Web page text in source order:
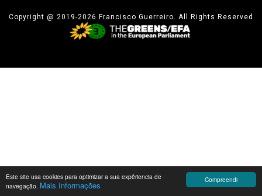
Compreendi
Este site usa cookies para optimizar a sua expêriencia de
navegação. Mais Informações
Copyright @ 2019-2026 Francisco Guerreiro. All Rights Reserved